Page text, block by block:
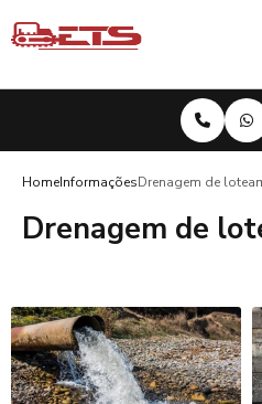
HomeInformaçõesDrenagem de
Drenagem de